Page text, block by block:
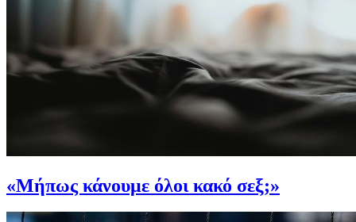
«Μήπως κάνουμε όλοι κακό σεξ;»